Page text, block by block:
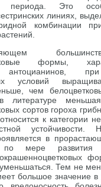
периода. Это
линиях,
комбинации
формы,
антоцианинов,
условий
чем
литературе
сортов гороха
к категории
устойчивости.
в
мере развития
Тем не
большое значение в